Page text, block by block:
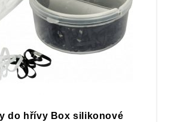
do hřívy Box silikonové